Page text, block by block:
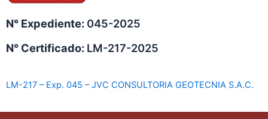
N° Expediente: 045-2025
N° Certificado: LM-217-2025
LM-217 – Exp. 045 – JVC CONSULTORIA GEOTECNIA S.A.C.